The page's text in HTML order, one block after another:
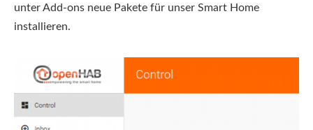
unter Add-ons neue Pakete für unser Smart Home
installieren.